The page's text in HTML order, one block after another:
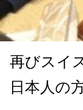
再びスイ
日本人の